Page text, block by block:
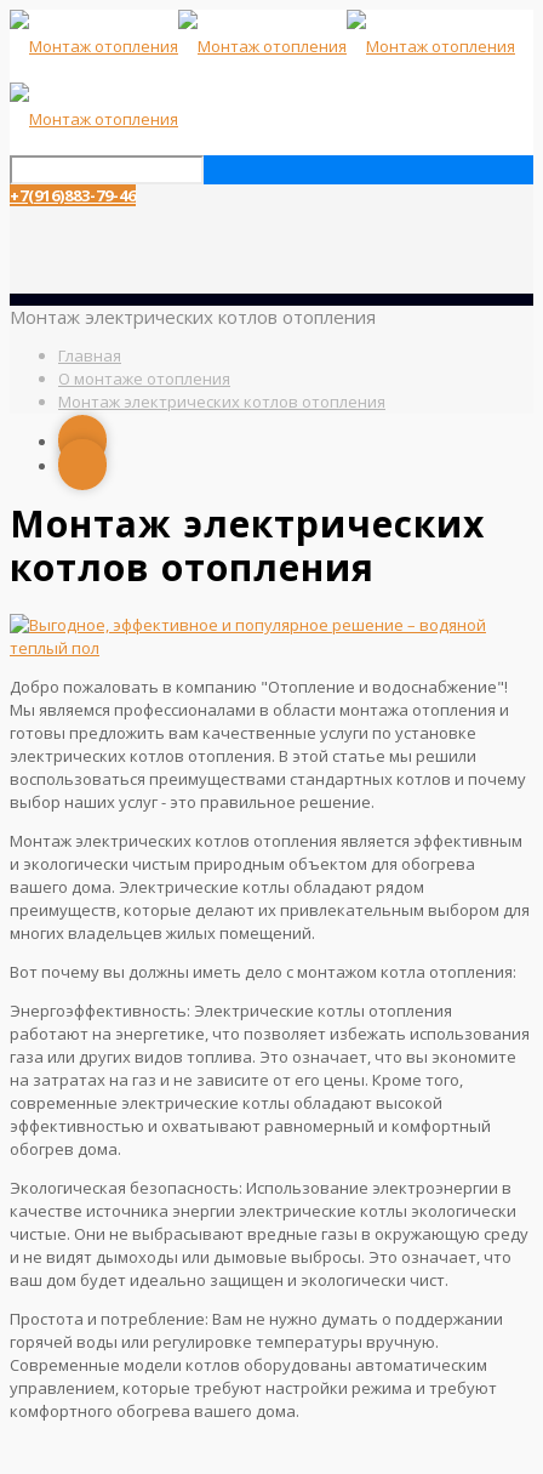
+7(916)883-79-46
Монтаж электрических котлов отопления
Главная
О монтаже отопления
Монтаж электрических котлов отопления
Монтаж электрических
котлов отопления
Добро пожаловать в компанию "Отопление и водоснабжение"!
Мы являемся профессионалами в области монтажа отопления и
готовы предложить вам качественные услуги по установке
электрических котлов отопления. В этой статье мы решили
воспользоваться преимуществами стандартных котлов и почему
выбор наших услуг - это правильное решение.
Монтаж электрических котлов отопления является эффективным
и экологически чистым природным объектом для обогрева
вашего дома. Электрические котлы обладают рядом
преимуществ, которые делают их привлекательным выбором для
многих владельцев жилых помещений.
Вот почему вы должны иметь дело с монтажом котла отопления:
Энергоэффективность: Электрические котлы отопления
работают на энергетике, что позволяет избежать использования
газа или других видов топлива. Это означает, что вы экономите
на затратах на газ и не зависите от его цены. Кроме того,
современные электрические котлы обладают высокой
эффективностью и охватывают равномерный и комфортный
обогрев дома.
Экологическая безопасность: Использование электроэнергии в
качестве источника энергии электрические котлы экологически
чистые. Они не выбрасывают вредные газы в окружающую среду
и не видят дымоходы или дымовые выбросы. Это означает, что
ваш дом будет идеально защищен и экологически чист.
Простота и потребление: Вам не нужно думать о поддержании
горячей воды или регулировке температуры вручную.
Современные модели котлов оборудованы автоматическим
управлением, которые требуют настройки режима и требуют
комфортного обогрева вашего дома.